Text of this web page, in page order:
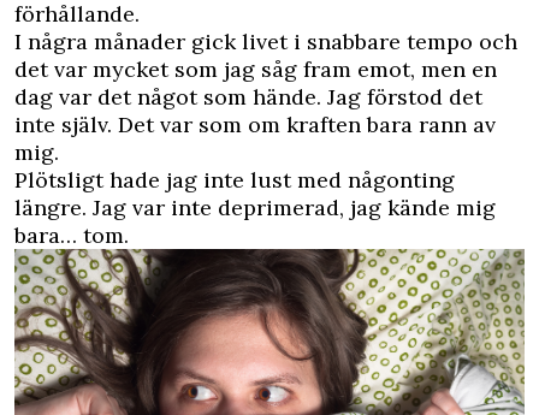
förhållande.
I några månader gick livet i snabbare tempo och
det var mycket som jag såg fram emot, men en
dag var det något som hände. Jag förstod det
inte själv. Det var som om kraften bara rann av
mig.
Plötsligt hade jag inte lust med någonting
längre. Jag var inte deprimerad, jag kände mig
bara… tom.